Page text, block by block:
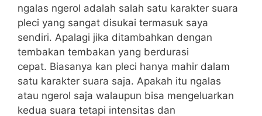
ngalas ngerol adalah salah satu karakter suara
pleci yang sangat disukai termasuk saya
sendiri. Apalagi jika ditambahkan dengan
tembakan tembakan yang berdurasi
cepat. Biasanya kan pleci hanya mahir dalam
satu karakter suara saja. Apakah itu ngalas
atau ngerol saja walaupun bisa mengeluarkan
kedua suara tetapi intensitas dan